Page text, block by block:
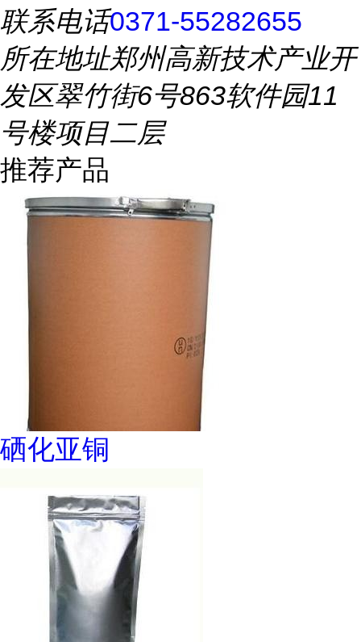
联系电话0371-55282655
所在地址郑州高新技术产业开
发区翠竹街6号863软件园11
号楼项目二层
推荐产品
硒化亚铜